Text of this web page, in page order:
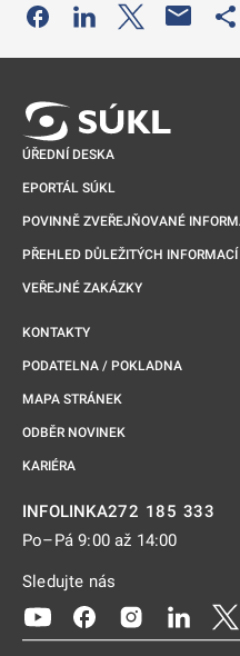
Odkaz se otevře na
Odkaz se otevře
Odkaz se
ÚŘEDNÍ DESKA
EPORTÁL SÚKL
POVINNĚ ZVEŘEJŇOVANÉ
PŘEHLED DŮLEŽITÝCH INFORMACÍ
VEŘEJNÉ ZAKÁZKY
KONTAKTY
PODATELNA / POKLADNA
MAPA STRÁNEK
ODBĚR NOVINEK
KARIÉRA
INFOLINKA272 185 333
Po–Pá 9:00 až 14:00
Sledujte nás
Odkaz se otevře na
Odkaz se otevře
Odkaz se